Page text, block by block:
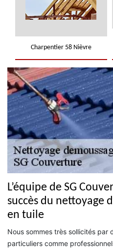
Charpentier 58 Nièvre
L’équipe de SG
succès du nettoyage
en tuile
Nous sommes très sollicités par
particuliers comme